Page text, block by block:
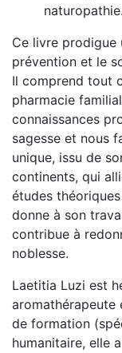
naturopathie.
Ce livre prodigue
prévention et le
Il comprend tout
pharmacie
connaissances
sagesse et nous
unique, issu de
continents, qui
études
donne à son
contribue à
noblesse.
Laetitia Luzi est
aromathérapeute
de formation
humanitaire, elle